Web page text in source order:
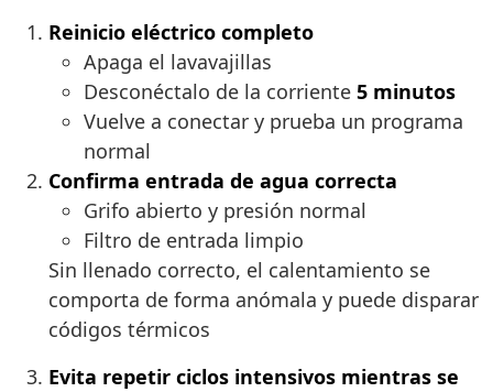
Reinicio eléctrico completo
Apaga el lavavajillas
Desconéctalo de la corriente 5 minutos
Vuelve a conectar y prueba un programa
normal
Confirma entrada de agua correcta
Grifo abierto y presión normal
Filtro de entrada limpio
Sin llenado correcto, el calentamiento se
comporta de forma anómala y puede disparar
códigos térmicos
Evita repetir ciclos intensivos mientras se